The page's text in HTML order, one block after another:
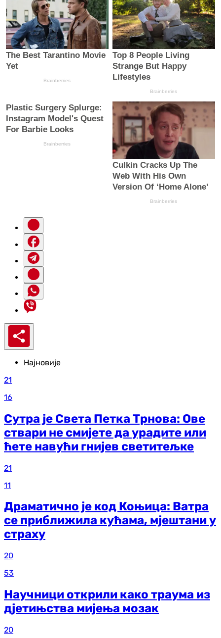
Најновије
21
16
Сутра је Света Петка Трнова: Ове
ствари не смијете да урадите или
ћете навући гнијев светитељке
21
11
Драматично је код Коњица: Ватра
се приближила кућама, мјештани у
страху
20
53
Научници открили како траума из
д‌јетињства мијења мозак
20